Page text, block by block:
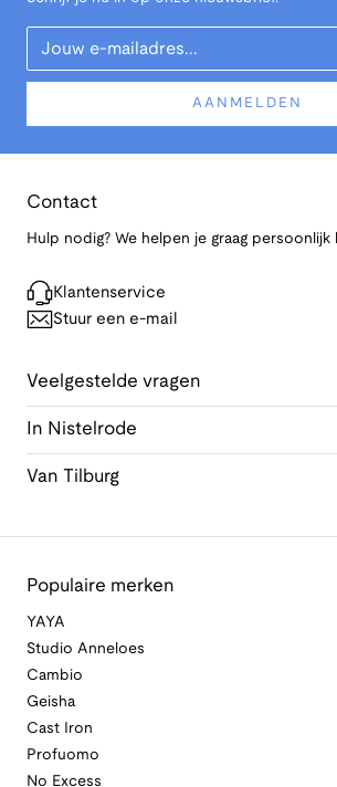
Your Email
AANMELDEN
Contact
Hulp nodig? We helpen je graag persoonlijk
Klantenservice
Stuur een e-mail
Veelgestelde vragen
In Nistelrode
Van Tilburg
Populaire merken
YAYA
Studio Anneloes
Cambio
Geisha
Cast Iron
Profuomo
No Excess